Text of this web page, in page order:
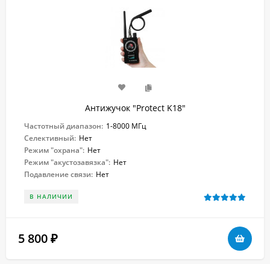
Антижучок "Protect K18"
Частотный диапазон: 1-8000 МГц
Селективный: Нет
Режим "охрана": Нет
Режим "акустозавязка": Нет
Подавление связи: Нет
В НАЛИЧИИ
5 800 ₽